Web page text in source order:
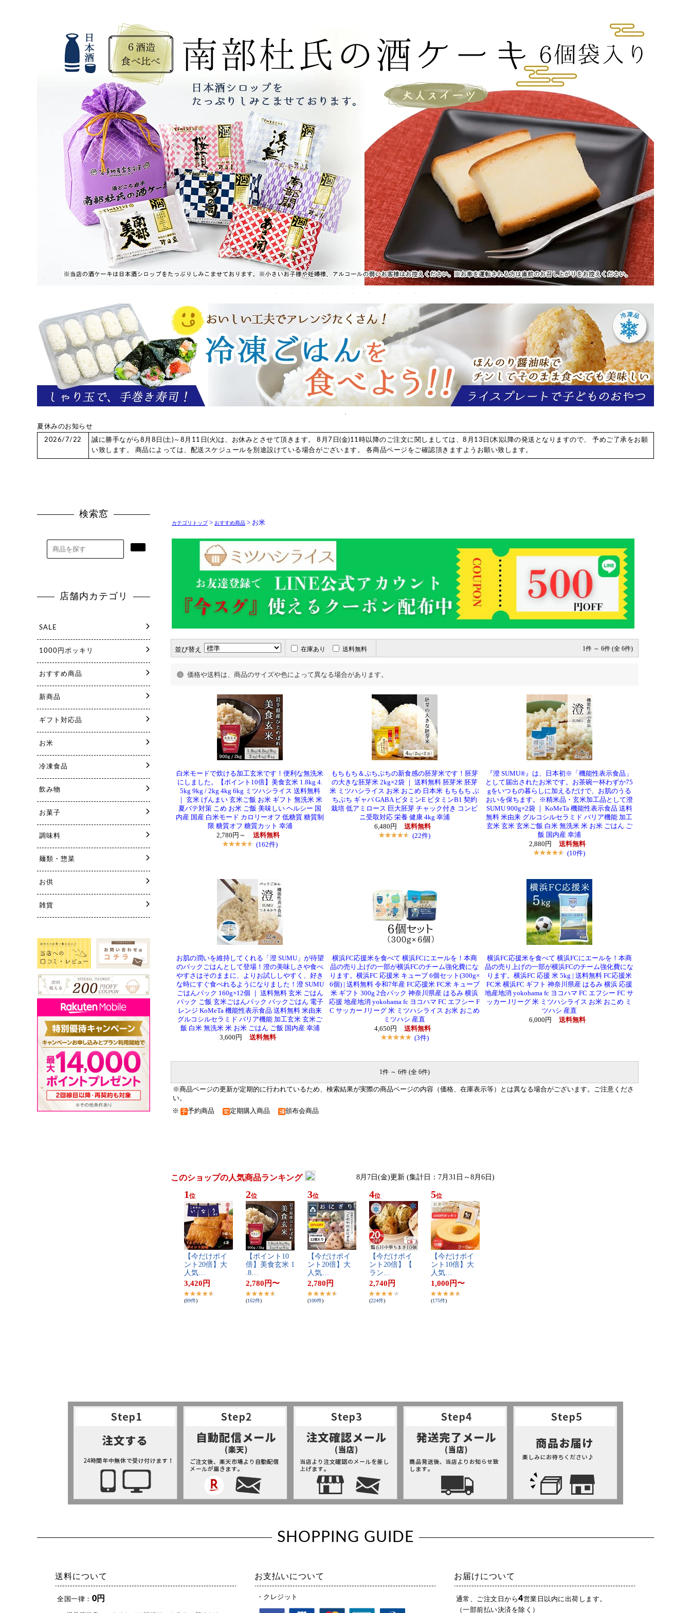
カテゴリトップ> おすすめ商品 > お米
並び替え 在庫あり 送料無料 1件 ～ 6件 (全 6件)
価格や送料は、商品のサイズや色によって異なる場合があります。
白米モードで炊ける加工玄米です！便利な無洗米
にしました。【ポイント10倍】美食玄米 1.8kg 4.
5kg 9kg / 2kg 4kg 6kg ミツハシライス 送料無料
｜ 玄米 げんまい 玄米ご飯 お米 ギフト 無洗米 米
夏バテ対策 こめ お米 ご飯 美味しい ヘルシー 国
内産 国産 白米モード カロリーオフ 低糖質 糖質制
限 糖質オフ 糖質カット 幸浦
2,780円～
送料無料
(162件)
もちもち＆ぷちぷちの新食感の胚芽米です！胚芽
の大きな胚芽米 2kg×2袋 ｜ 送料無料 胚芽米 胚芽
米 ミツハシライス お米 おこめ 日本米 もちもち ぷ
ちぷち ギャバ GABA ビタミンE ビタミンB1 契約
栽培 低アミロース 巨大胚芽 チャック付き コンビ
ニ受取対応 栄養 健康 4kg 幸浦
6,480円
送料無料
(22件)
『澄 SUMU®』は、日本初※「機能性表示食品」
として届出されたお米です。お茶碗一杯わずか75
gをいつもの暮らしに加えるだけで、お肌のうる
おいを保ちます。※精米品・玄米加工品として澄
SUMU 900g×2袋 ｜ KoMeTa 機能性表示食品 送料
無料 米由来 グルコシルセラミド バリア機能 加工
玄米 玄米 玄米ご飯 白米 無洗米 米 お米 ごはん ご
飯 国内産 幸浦
2,880円
送料無料
(10件)
お肌の潤いを維持してくれる「澄 SUMU」が待望
のパックごはんとして登場！澄の美味しさや食べ
やすさはそのままに、よりお試ししやすく、好き
な時にすぐ食べれるようになりました！澄 SUMU
ごはんパック 160g×12個 ｜ 送料無料 玄米 ごはん
パック ご飯 玄米ごはんパック パックごはん 電子
レンジ KoMeTa 機能性表示食品 送料無料 米由来
グルコシルセラミド バリア機能 加工玄米 玄米ご
飯 白米 無洗米 米 お米 ごはん ご飯 国内産 幸浦
3,600円
送料無料
横浜FC応援米を食べて 横浜FCにエールを！本商
品の売り上げの一部が横浜FCのチーム強化費にな
ります。横浜FC 応援米 キューブ 6個セット(300g×
6個) | 送料無料 令和7年産 FC応援米 FC米 キューブ
米 ギフト 300g 2合パック 神奈川県産 はるみ 横浜
応援 地産地消 yokohama fc ヨコハマ FC エフシー F
C サッカー Jリーグ 米 ミツハシライス お米 おこめ
ミツハシ 産直
4,650円
送料無料
(3件)
横浜FC応援米を食べて 横浜FCにエールを！本商
品の売り上げの一部が横浜FCのチーム強化費にな
ります。横浜FC 応援 米 5kg | 送料無料 FC応援米
FC米 横浜FC ギフト 神奈川県産 はるみ 横浜 応援
地産地消 yokohama fc ヨコハマ FC エフシー FC サ
ッカー Jリーグ 米 ミツハシライス お米 おこめ ミ
ツハシ 産直
6,000円
送料無料
1件 ～ 6件 (全 6件)
※商品ページの更新が定期的に行われているため、検索結果が実際の商品ページの内容（価格、在庫表示等）とは異なる場合がございます。ご注意くださ
い。
※ 予約商品 定期購入商品 頒布会商品
このショップの人気商品ランキング 8月7日(金)更新 (集計日：7月31日～8月6日)
1 位
【​今​だ​け​ポ​イ​
ン​ト​2​0​倍​】​大​
人​気​…
3,420 円
(89件)
2位
【​ポ​イ​ン​ト​1​0​
倍​】​美​食​玄​米​ ​1​
.​8​…
2,780 円〜
(162件)
3位
【​今​だ​け​ポ​イ​
ン​ト​2​0​倍​】​大​
人​気​…
2,780 円
(100件)
4位
【​今​だ​け​ポ​イ​
ン​ト​2​0​倍​】​【​
ラ​ン​…
2,740 円
(224件)
5位
【​今​だ​け​ポ​イ​
ン​ト​1​0​倍​】​大​
人​気​…
1,000 円〜
(175件)